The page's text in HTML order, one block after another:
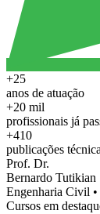
+25
anos de atuação
+20 mil
profissionais já
+410
publicações
Prof. Dr.
Bernardo Tutikian
Engenharia Civil
Cursos em